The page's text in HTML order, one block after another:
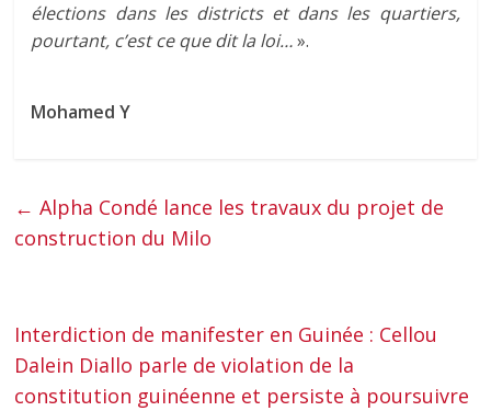
élections dans les districts et dans les quartiers,
pourtant, c’est ce que dit la loi…».
Mohamed Y
← Alpha Condé lance les travaux du projet de
construction du Milo
Interdiction de manifester en Guinée : Cellou
Dalein Diallo parle de violation de la
constitution guinéenne et persiste à poursuivre